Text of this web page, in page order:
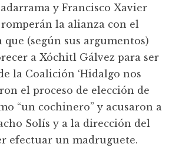
y Francisco Xavier
la alianza con el
que (según sus argumentos)
a Xóchitl Gálvez para ser
la Coalición ‘Hidalgo nos
el proceso de elección de
“un cochinero” y acusaron a
Solís y a la dirección del
efectuar un madruguete.